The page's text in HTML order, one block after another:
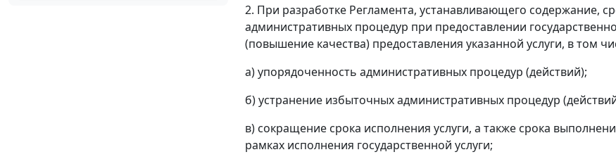
2. При разработке Регламента, устанавливающего содержание,
административных процедур при предоставлении
(повышение качества) предоставления указанной услуги, в том
а) упорядоченность административных процедур (действий);
б) устранение избыточных административных процедур
в) сокращение срока исполнения услуги, а также срока
рамках исполнения государственной услуги;